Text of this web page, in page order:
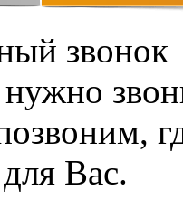
звонок
Вас.